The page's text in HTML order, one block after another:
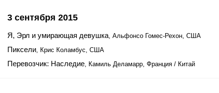
3 сентября 2015
Я, Эрл и умирающая девушка, Альфонсо Гомес-Рехон, США
Пиксели, Крис Коламбус, США
Перевозчик: Наследие, Камиль Деламарр, Франция / Китай